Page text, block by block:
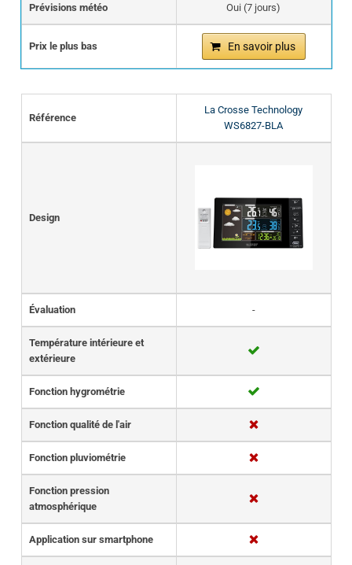
Prévisions météo Oui (7 jours)
Prix le plus bas En savoir plus
Référence
La Crosse Technology
WS6827-BLA
Design
Évaluation -
Température intérieure et
extérieure
Fonction hygrométrie
Fonction qualité de l'air
Fonction pluviométrie
Fonction pression
atmosphérique
Application sur smartphone